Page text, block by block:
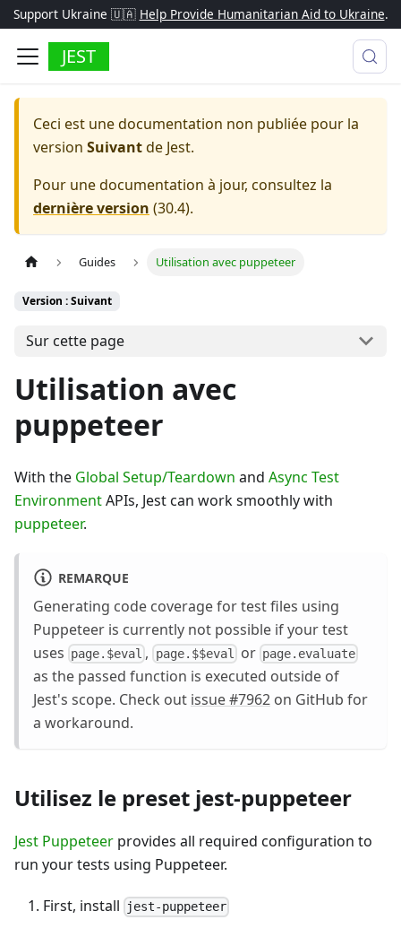
Support Ukraine 🇺🇦 Help Provide Humanitarian Aid to Ukraine.
JEST
Ceci est une documentation non publiée pour la
version Suivantde Jest.
Pour une documentation à jour, consultez la
dernière version (30.4).
Guides Utilisation avec puppeteer
Version : Suivant
Sur cette page
Utilisation avec
puppeteer
With the Global Setup/Teardown and Async Test
EnvironmentAPIs, Jest can work smoothly with
puppeteer.
REMARQUE
Generating code coverage for test files using
Puppeteer is currently not possible if your test
uses page.$eval , page.$$eval or page.evaluate
as the passed function is executed outside of
Jest's scope. Check out issue #7962 on GitHub for
a workaround.
Utilisez le preset jest-puppeteer
Jest Puppeteer provides all required configuration to
run your tests using Puppeteer.
First, install jest-puppeteer